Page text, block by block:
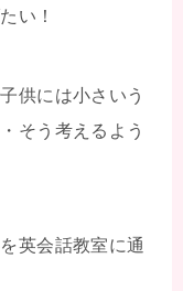
い！
供には小さいう
そう考えるよう
英会話教室に通